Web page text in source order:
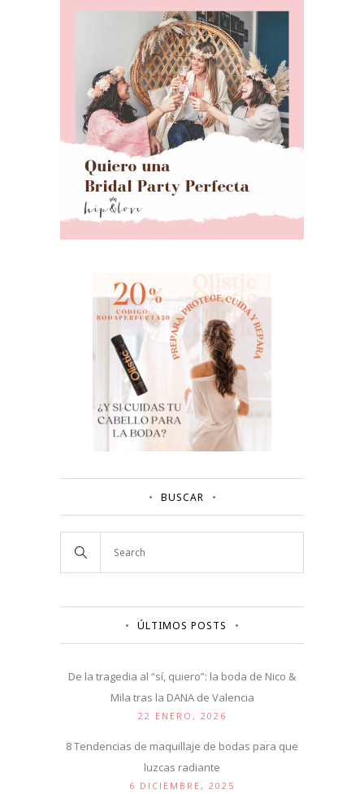
BUSCAR
ÚLTIMOS POSTS
De la tragedia al “sí, quiero”: la boda de Nico &
Mila tras la DANA de Valencia
22 ENERO, 2026
8 Tendencias de maquillaje de bodas para que
luzcas radiante
6 DICIEMBRE, 2025